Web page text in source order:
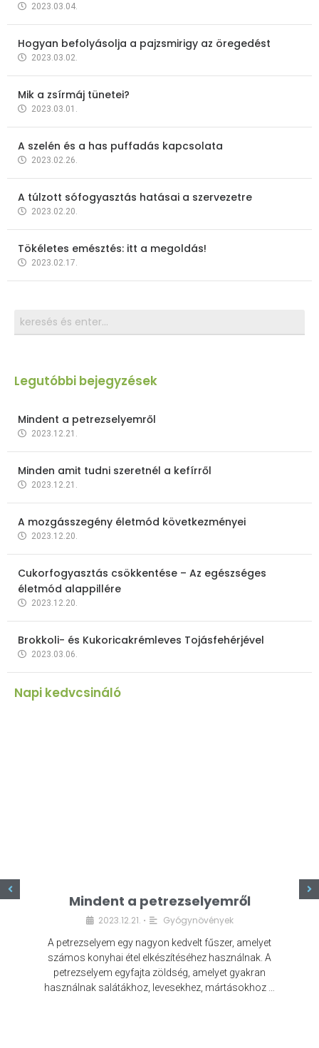
2023.03.04.
Hogyan befolyásolja a pajzsmirigy az öregedést
2023.03.02.
Mik a zsírmáj tünetei?
2023.03.01.
A szelén és a has puffadás kapcsolata
2023.02.26.
A túlzott sófogyasztás hatásai a szervezetre
2023.02.20.
Tökéletes emésztés: itt a megoldás!
2023.02.17.
Legutóbbi bejegyzések
Mindent a petrezselyemről
2023.12.21.
Minden amit tudni szeretnél a kefírről
2023.12.21.
A mozgásszegény életmód következményei
2023.12.20.
Cukorfogyasztás csökkentése – Az egészséges
életmód alappillére
2023.12.20.
Brokkoli- és Kukoricakrémleves Tojásfehérjével
2023.03.06.
Napi kedvcsináló
Mindent a petrezselyemről
2023.12.21. • Gyógynövények
A petrezselyem egy nagyon kedvelt fűszer, amelyet
számos konyhai étel elkészítéséhez használnak. A
petrezselyem egyfajta zöldség, amelyet gyakran
használnak salátákhoz, levesekhez, mártásokhoz …